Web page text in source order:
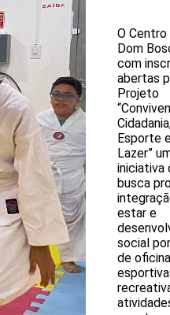
O
Dom
com
abertas
Projeto
Esporte
Lazer”
iniciativa
busca
estar e
social
de